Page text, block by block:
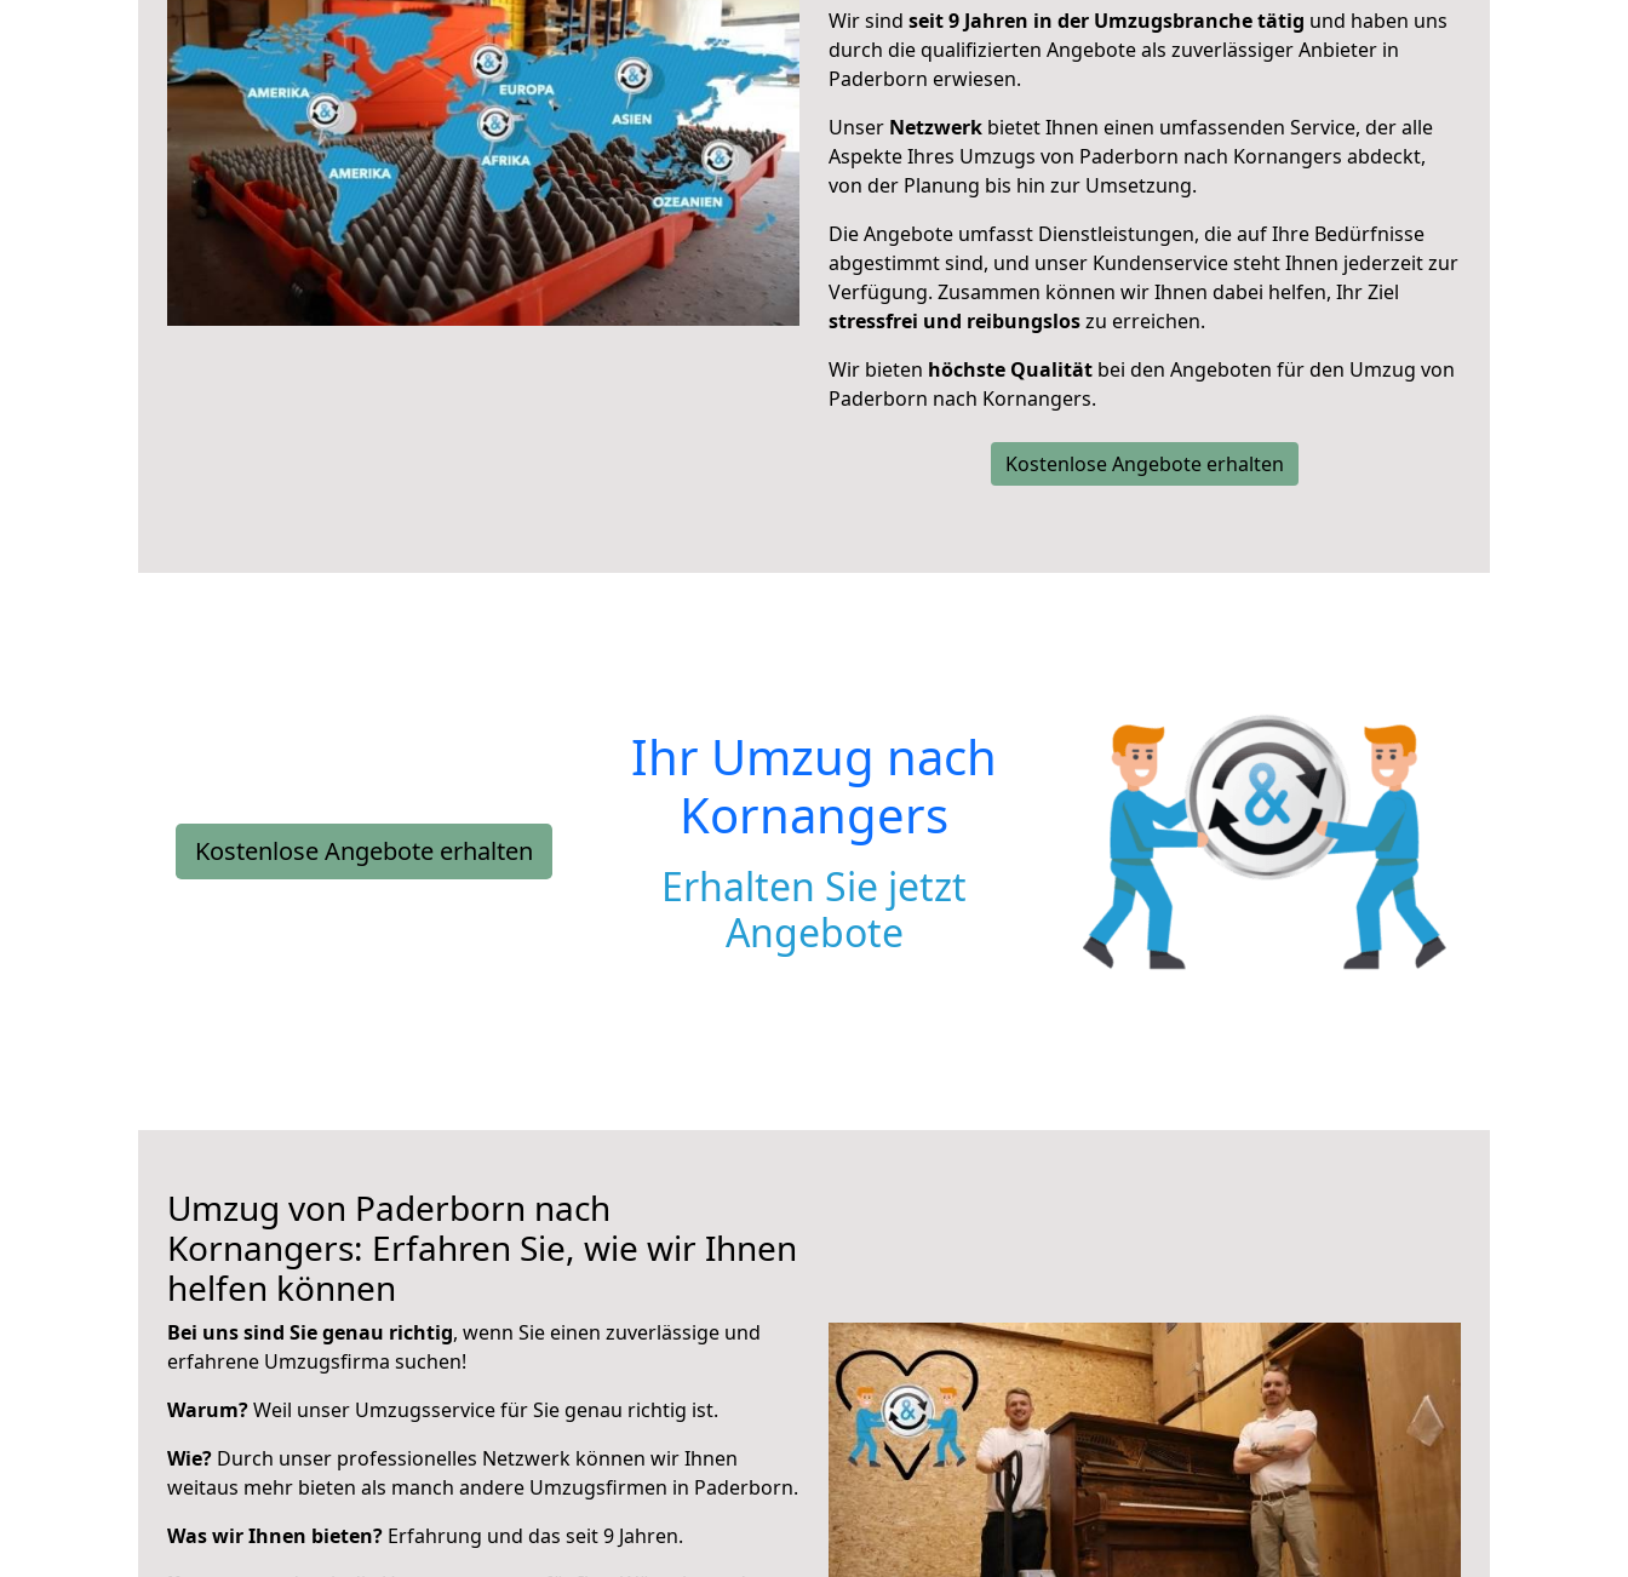
Wir sind seit 9 Jahren in der Umzugsbranche tätig und haben uns
durch die qualifizierten Angebote als zuverlässiger Anbieter in
Paderborn erwiesen.
Unser Netzwerk bietet Ihnen einen umfassenden Service, der alle
Aspekte Ihres Umzugs von Paderborn nach Kornangers abdeckt,
von der Planung bis hin zur Umsetzung.
Die Angebote umfasst Dienstleistungen, die auf Ihre Bedürfnisse
abgestimmt sind, und unser Kundenservice steht Ihnen jederzeit zur
Verfügung. Zusammen können wir Ihnen dabei helfen, Ihr Ziel
stressfrei und reibungsloszu erreichen.
Wir bieten höchste Qualität bei den Angeboten für den Umzug von
Paderborn nach Kornangers.
Kostenlose Angebote erhalten
Kostenlose Angebote erhalten
Ihr Umzug nach
Kornangers
Erhalten Sie jetzt
Angebote
Umzug von Paderborn nach
Kornangers: Erfahren Sie, wie wir Ihnen
helfen können
Bei uns sind Sie genau richtig, wenn Sie einen zuverlässige und
erfahrene Umzugsfirma suchen!
Warum?Weil unser Umzugsservice für Sie genau richtig ist.
Wie? Durch unser professionelles Netzwerk können wir Ihnen
weitaus mehr bieten als manch andere Umzugsfirmen in Paderborn.
Was wir Ihnen bieten? Erfahrung und das seit 9 Jahren.